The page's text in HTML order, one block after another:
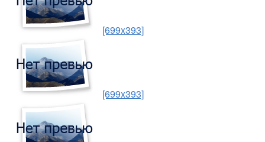
[699x393]
[699x393]